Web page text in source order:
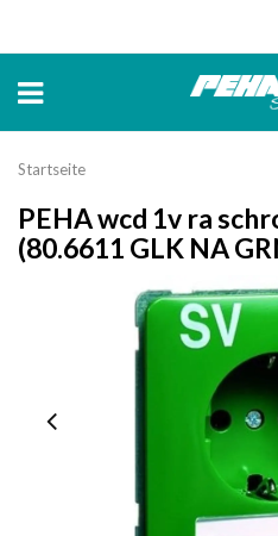
Startseite
PEHA wcd 1v ra
(80.6611 GLK NA